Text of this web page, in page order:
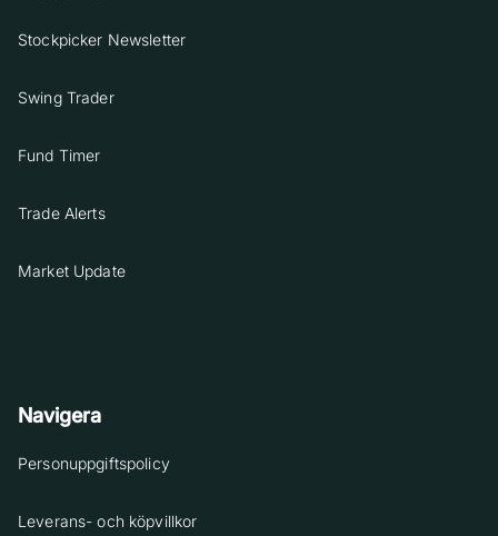
Stockpicker Newsletter
Swing Trader
Fund Timer
Trade Alerts
Market Update
Navigera
Personuppgiftspolicy
Leverans- och köpvillkor